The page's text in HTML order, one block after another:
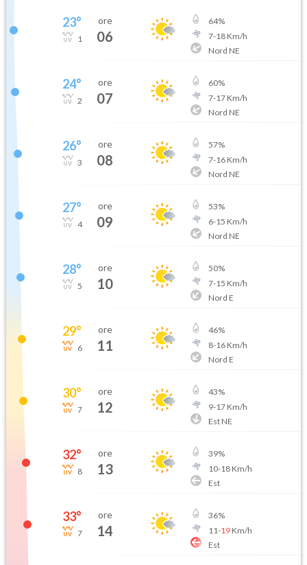
23°
1
ore
06
64%
7-18Km/h
Nord NE
24°
2
ore
07
60%
7-17Km/h
Nord NE
26°
3
ore
08
57%
7-16Km/h
Nord NE
27°
4
ore
09
53%
6-15 Km/h
Nord NE
28°
5
ore
10
50%
7-15 Km/h
Nord E
29°
6
ore
11
46%
8-16Km/h
Nord E
30°
7
ore
12
43%
9-17Km/h
Est NE
32°
8
ore
13
39%
10-18Km/h
Est
33°
7
ore
14
36%
11-19Km/h
Est